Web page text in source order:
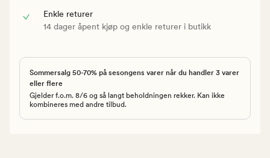
Enkle returer
14 dager åpent kjøp og enkle returer i butikk
Sommersalg 50-70% på sesongens varer når du handler 3 varer
eller flere
Gjelder f.o.m. 8/6 og så langt beholdningen rekker. Kan ikke
kombineres med andre tilbud.